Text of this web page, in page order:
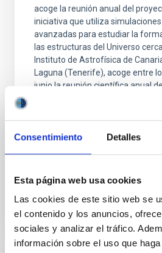
Consentimiento Detalles
Esta página web usa cookies
Las cookies de este sitio web se
el contenido y los anuncios,
sociales y analizar el tráfico.
información sobre el uso que
acoge la reunión anual del
iniciativa que utiliza
avanzadas para estudiar la
las estructuras del Universo
Instituto de Astrofísica de
Laguna (Tenerife), acoge entre
junio la reunión científica anual
internacional CLUES (
especialistas en cosmología,
y formación de galaxias con el